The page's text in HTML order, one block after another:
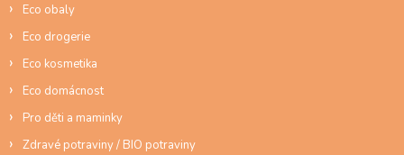
Eco obaly
Eco drogerie
Eco kosmetika
Eco domácnost
Pro děti a maminky
Zdravé potraviny / BIO potraviny